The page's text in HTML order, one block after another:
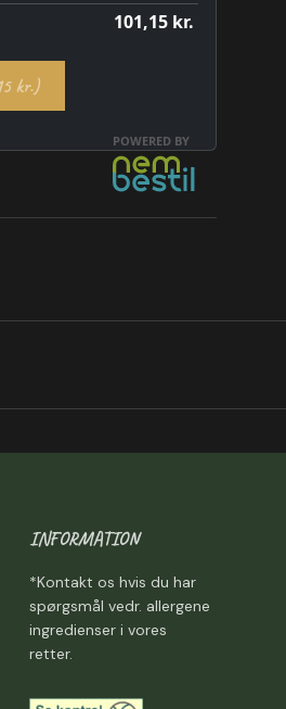
INFORMATION
*Kontakt os hvis du har
spørgsmål vedr. allergene
ingredienser i vores
retter.